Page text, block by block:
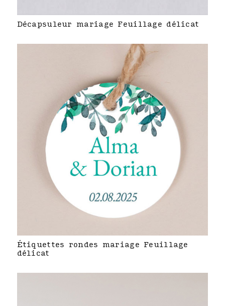
Décapsuleur mariage Feuillage délicat
Étiquettes rondes mariage Feuillage
délicat